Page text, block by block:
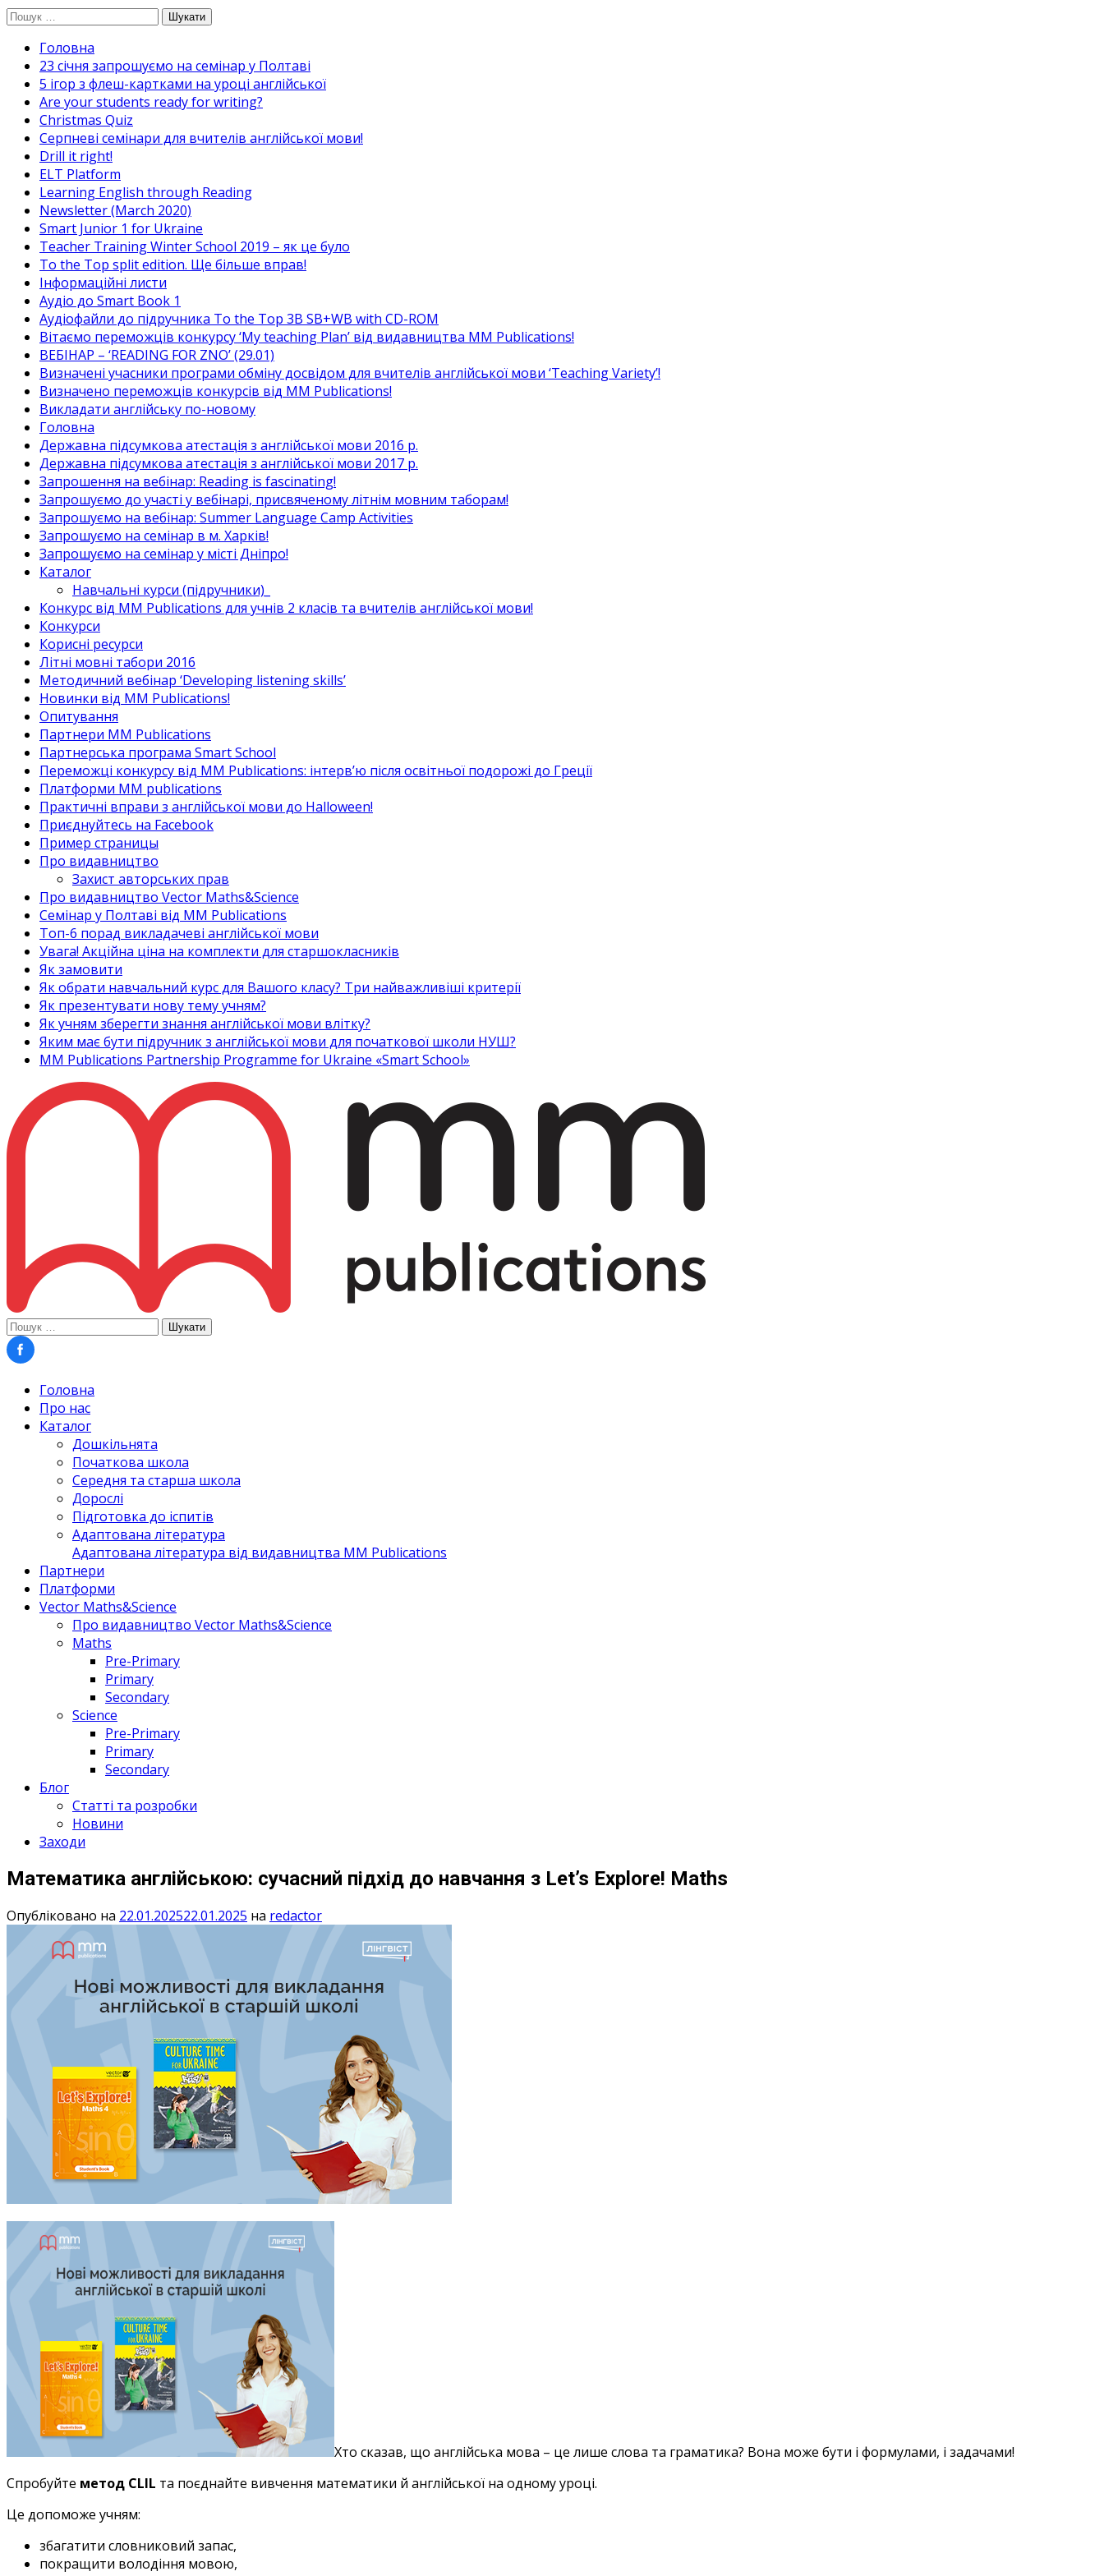
Перейти
вмісту
Пошук:
Головна
23 січня запрошуємо на семінар у Полтаві
5 ігор з флеш-картками на уроці англійської
Are your students ready for writing?
Christmas Quiz
Cерпневі семінари для вчителів англійської мови!
Drill it right!
ELT Platform
Learning English through Reading
Newsletter (March 2020)
Smart Junior 1 for Ukraine
Teacher Training Winter School 2019 – як це було
To the Top split edition. Ще більше вправ!
Інформаційні листи
Аудіо до Smart Book 1
Аудіофайли до підручника To the Top 3B SB+WB with CD-ROM
Вітаємо переможців конкурсу ‘My teaching Plan’ від видавництва MM Publications!
ВЕБІНАР – ‘READING FOR ZNO’ (29.01)
Визначені учасники програми обміну досвідом для вчителів англійської мови ‘Teaching Variety’!
Визначено переможців конкурсів від MM Publications!
Викладати англійську по-новому
Головна
Державна підсумкова атестація з англійської мови 2016 р.
Державна підсумкова атестація з англійської мови 2017 р.
Запрошення на вебінар: Reading is fascinating!
Запрошуємо до участі у вебінарі, присвяченому літнім мовним таборам!
Запрошуємо на вебінар: Summer Language Camp Activities
Запрошуємо на семінар в м. Харків!
Запрошуємо на семінар у місті Дніпро!
Каталог
Навчальні курси (підручники)_
Конкурс від MM Publications для учнів 2 класів та вчителів англійської мови!
Конкурси
Корисні ресурси
Літні мовні табори 2016
Методичний вебінар ‘Developing listening skills’
Новинки від MM Publications!
Опитування
Партнери MM Publications
Партнерська програма Smart School
Переможці конкурсу від MM Publications: інтерв’ю після освітньої подорожі до Греції
Платформи MM publications
Практичні вправи з англійської мови до Halloween!
Приєднуйтесь на Facebook
Пример страницы
Про видавництво
Захист авторських прав
Про видавництво Vector Maths&Science
Семінар у Полтаві від MM Publications
Топ-6 порад викладачеві англійської мови
Увага! Акційна ціна на комплекти для старшокласників
Як замовити
Як обрати навчальний курс для Вашого класу? Три найважливіші критерії
Як презентувати нову тему учням?
Як учням зберегти знання англійської мови влітку?
Яким має бути підручник з англійської мови для початкової школи НУШ?
MM Publications Partnership Programme for Ukraine «Smart School»
Пошук:
Головна
Про нас
Каталог
Дошкільнята
Початкова школа
Середня та старша школа
Дорослі
Підготовка до іспитів
Адаптована література
Адаптована література від видавництва MM Publications
Партнери
Платформи
Vector Maths&Science
Про видавництво Vector Maths&Science
Maths
Pre-Primary
Primary
Secondary
Science
Pre-Primary
Primary
Secondary
Блог
Статті та розробки
Новини
Заходи
Математика англійською: сучасний підхід до навчання з Let’s Explore! Maths
Опубліковано на 22.01.202522.01.2025 на redactor
Хто сказав, що англійська мова – це лише слова та граматика? Вона може бути і формулами, і задачами!
Спробуйте метод CLIL та поєднайте вивчення математики й англійської на одному уроці.
Це допоможе учням:
збагатити словниковий запас,
покращити володіння мовою,